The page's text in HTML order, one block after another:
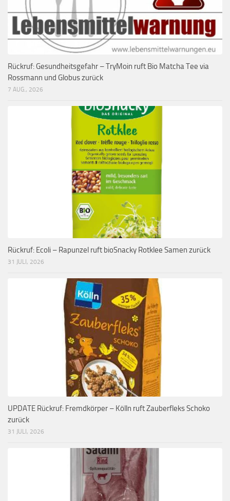
Rückruf: Gesundheitsgefahr – TryMoin ruft Bio Matcha Tee via
Rossmann und Globus zurück
7 AUG., 2026
Rückruf: Ecoli – Rapunzel ruft bioSnacky Rotklee Samen zurück
31 JULI, 2026
UPDATE Rückruf: Fremdkörper – Kölln ruft Zauberfleks Schoko
zurück
31 JULI, 2026